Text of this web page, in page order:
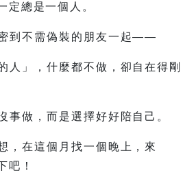
總是一個人。
到不需偽裝的朋友一起——
人」，什麼都不做，卻自在得剛
事做，而是選擇好好陪自己。
，在這個月找一個晚上，來
！